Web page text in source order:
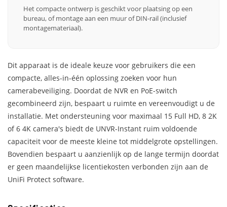
Het compacte ontwerp is geschikt voor plaatsing op een
bureau, of montage aan een muur of DIN-rail (inclusief
montagemateriaal).
Dit apparaat is de ideale keuze voor gebruikers die een
compacte, alles-in-één oplossing zoeken voor hun
camerabeveiliging. Doordat de NVR en PoE-switch
gecombineerd zijn, bespaart u ruimte en vereenvoudigt u de
installatie. Met ondersteuning voor maximaal 15 Full HD, 8 2K
of 6 4K camera's biedt de UNVR-Instant ruim voldoende
capaciteit voor de meeste kleine tot middelgrote opstellingen.
Bovendien bespaart u aanzienlijk op de lange termijn doordat
er geen maandelijkse licentiekosten verbonden zijn aan de
UniFi Protect software.